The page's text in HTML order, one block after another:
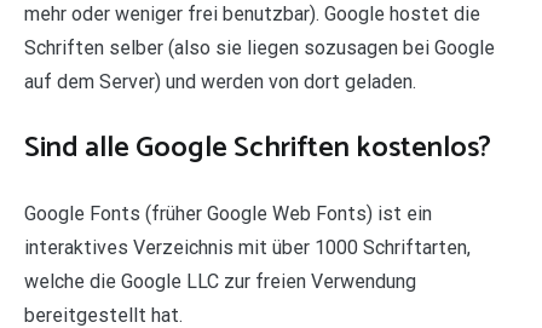
mehr oder weniger frei benutzbar). Google hostet die
Schriften selber (also sie liegen sozusagen bei Google
auf dem Server) und werden von dort geladen.
Sind alle Google Schriften kostenlos?
Google Fonts (früher Google Web Fonts) ist ein
interaktives Verzeichnis mit über 1000 Schriftarten,
welche die Google LLC zur freien Verwendung
bereitgestellt hat.